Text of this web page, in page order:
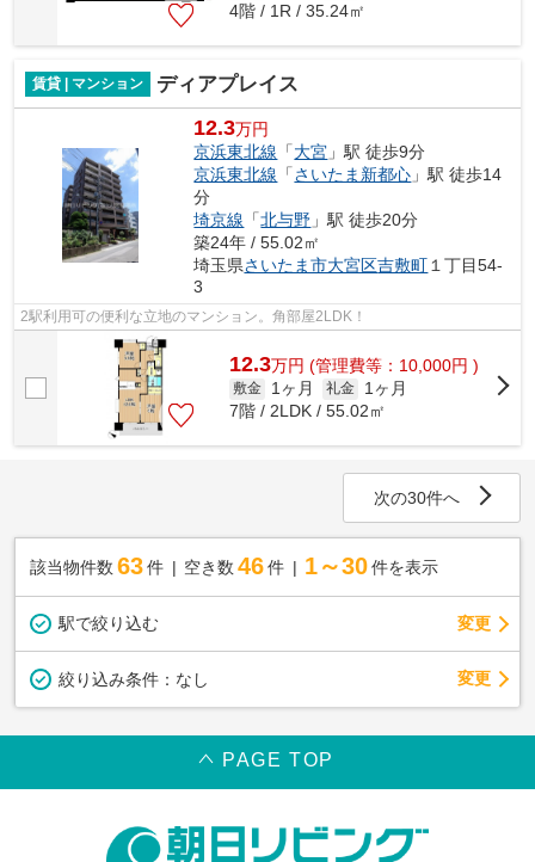
4階 / 1R / 35.24㎡
賃貸 | マンション ディアプレイス
12.3万円
京浜東北線 「大宮 」駅 徒歩9分
京浜東北線 「さいたま新都心 」駅 徒歩14
分
埼京線 「北与野 」駅 徒歩20分
築24年 / 55.02㎡
埼玉県さいたま市大宮区吉敷町 １丁目54-
3
2駅利用可の便利な立地のマンション。角部屋2LDK！
12.3万円 (管理費等：10,000円 )
敷金 1ヶ月 礼金
1ヶ月
7階 / 2LDK / 55.02㎡
次の30件へ
該当物件数 63件 空き数 46 件 1～30 件を表示
駅で絞り込む 変更
絞り込み条件： なし 変更
PAGE TOP